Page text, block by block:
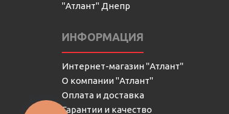
"Атлант" Днепр
ИНФОРМАЦИЯ
Интернет-магазин "Атлант"
О компании "Атлант"
Оплата и доставка
Гарантии и качество